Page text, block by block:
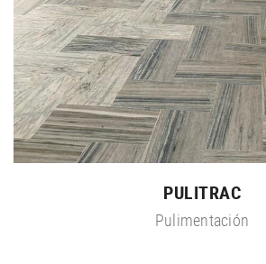
PULITRAC
Pulimentación